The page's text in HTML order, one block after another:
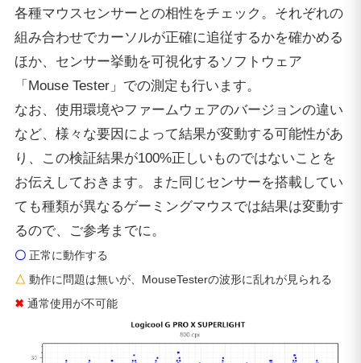
各種マウスセンサーとの相性をチェック。それぞれの
組み合わせでカーソルが正確に追従するかを確かめる
ほか、センサー挙動を可視化するソフトウェア
「Mouse Tester」での測定も行います。
なお、使用環境やファームウェアのバージョンの違い
など、様々な要因によって結果が変動する可能性があ
り、この検証結果が100%正しいものではないことを
お伝えしておきます。また同じセンサーを搭載してい
ても種類が異なるゲーミングマウスでは結果は変動す
るので、ご参考までに。
〇正常に動作する
△ 動作に問題は無いが、MouseTesterの波形に乱れが見られる
✖ 通常使用が不可能